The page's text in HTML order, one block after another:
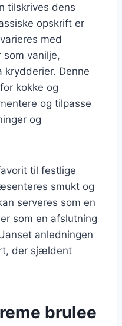
tilskrives dens
opskrift er
med
som vanilje,
krydderier. Denne
kokke og
og tilpasse
og
til festlige
smukt og
serveres som en
som en afslutning
anledningen
der sjældent
brulee